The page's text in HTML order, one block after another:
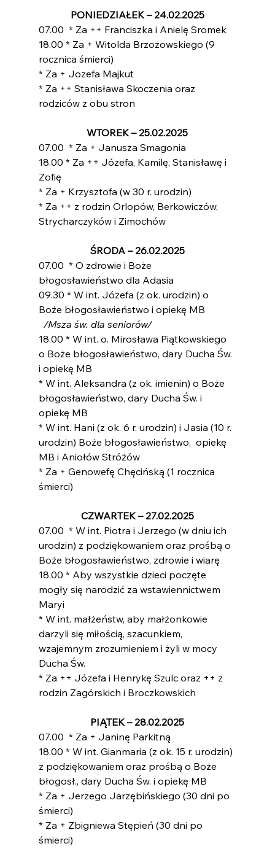
PONIEDZIAŁEK – 24.02.2025
07.00  * Za ++ Franciszka i Anielę Sromek
18.00 * Za + Witolda Brzozowskiego (9
rocznica śmierci)
* Za + Jozefa Majkut
* Za ++ Stanisława Skoczenia oraz
rodziców z obu stron
WTOREK – 25.02.2025
07.00  * Za + Janusza Smagonia
18.00 * Za ++ Józefa, Kamilę, Stanisławę i
Zofię
* Za + Krzysztofa (w 30 r. urodzin)
* Za ++ z rodzin Orlopów, Berkowiczów,
Strycharczyków i Zimochów
ŚRODA – 26.02.2025
07.00  * O zdrowie i Boże
błogosławieństwo dla Adasia
09.30 * W int. Józefa (z ok. urodzin) o
Boże błogosławieństwo i opiekę MB
/Msza św. dla seniorów/
18.00 * W int. o. Mirosława Piątkowskiego
o Boże błogosławieństwo, dary Ducha Św.
i opiekę MB
* W int. Aleksandra (z ok. imienin) o Boże
błogosławieństwo, dary Ducha Św. i
opiekę MB
* W int. Hani (z ok. 6 r. urodzin) i Jasia (10 r.
urodzin) Boże błogosławieństwo,  opiekę
MB i Aniołów Stróżów
* Za + Genowefę Chęcińską (1 rocznica
śmierci)
CZWARTEK – 27.02.2025
07.00  * W int. Piotra i Jerzego (w dniu ich
urodzin) z podziękowaniem oraz prośbą o
Boże błogosławieństwo, zdrowie i wiarę
18.00 * Aby wszystkie dzieci poczęte
mogły się narodzić za wstawiennictwem
Maryi
* W int. małżeństw, aby małżonkowie
darzyli się miłością, szacunkiem,
wzajemnym zrozumieniem i żyli w mocy
Ducha Św.
* Za ++ Józefa i Henrykę Szulc oraz ++ z
rodzin Zagórskich i Broczkowskich
PIĄTEK – 28.02.2025
07.00  * Za + Janinę Parkitną
18.00 * W int. Gianmaria (z ok. 15 r. urodzin)
z podziękowaniem oraz prośbą o Boże
błogosł., dary Ducha Św. i opiekę MB
* Za + Jerzego Jarzębińskiego (30 dni po
śmierci)
* Za + Zbigniewa Stępień (30 dni po
śmierci)